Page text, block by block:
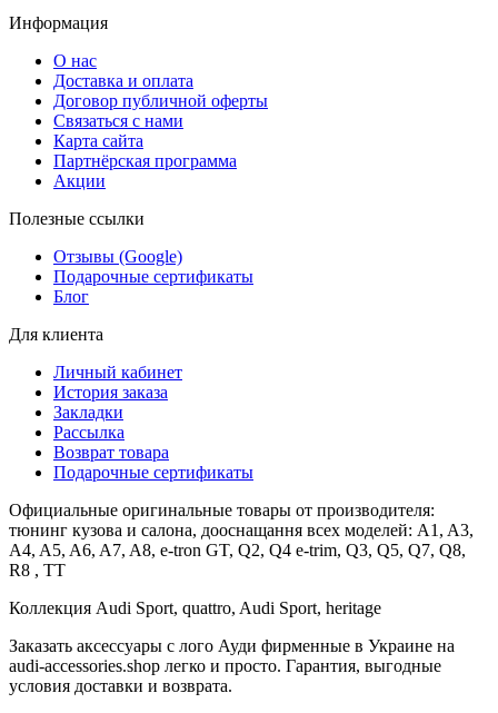
Информация
О нас
Доставка и оплата
Договор публичной оферты
Связаться с нами
Карта сайта
Партнёрская программа
Акции
Полезные ссылки
Отзывы (Google)
Подарочные сертификаты
Блог
Для клиента
Личный кабинет
История заказа
Закладки
Рассылка
Возврат товара
Подарочные сертификаты
Официальные оригинальные товары от производителя:
тюнинг кузова и салона, дооснащання всех моделей: A1, A3,
A4, A5, A6, A7, A8, e-tron GT, Q2, Q4 e-trim, Q3, Q5, Q7, Q8,
R8 , TT
Коллекция Audi Sport, quattro, Audi Sport, heritage
Заказать аксессуары с лого Ауди фирменные в Украине на
audi-accessories.shop легко и просто. Гарантия, выгодные
условия доставки и возврата.